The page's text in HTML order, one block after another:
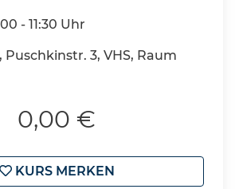
- 11:30 Uhr
Puschkinstr. 3, VHS, Raum
0,00 €
KURS MERKEN